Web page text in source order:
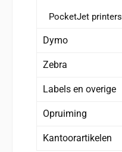
PocketJet printers
Dymo
Zebra
Labels en overige
Opruiming
Kantoorartikelen